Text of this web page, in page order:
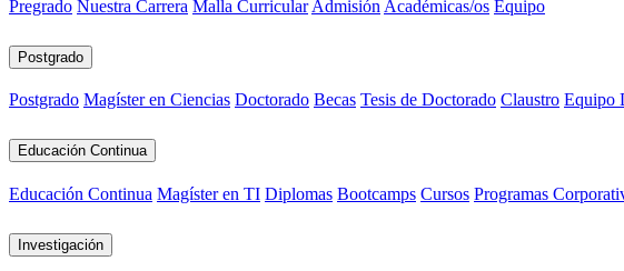
Pregrado Nuestra Carrera Malla Curricular Admisión Académicas/os Equipo
Postgrado
Postgrado Magíster en Ciencias Doctorado Becas Tesis de Doctorado Claustro Equipo
Educación Continua
Educación Continua Magíster en TI Diplomas Bootcamps Cursos Programas
Investigación